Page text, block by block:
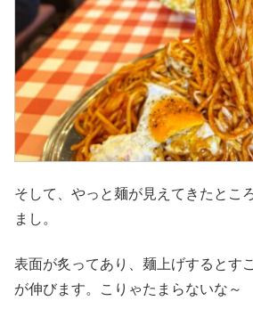
そして、やっと麺が見えてきたとこ
まし。
表面が炙ってあり、麺上げするとす
が伸びます。こりゃたまらないな～